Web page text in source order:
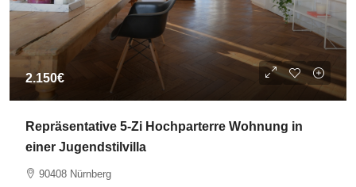
2.150€
Repräsentative 5-Zi Hochparterre Wohnung in
einer Jugendstilvilla
90408 Nürnberg